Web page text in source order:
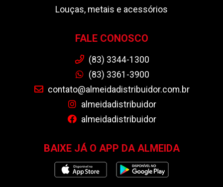
Louças, metais e acessórios
FALE CONOSCO
(83) 3344-1300
(83) 3361-3900
contato@almeidadistribuidor.com.br
almeidadistribuidor
almeidadistribuidor
BAIXE JÁ O APP DA ALMEIDA